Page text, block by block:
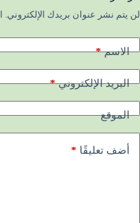
لن يتم نشر عنوان بريدك الإلكتروني.
الاسم*
البريد الإلكتروني*
الموقع
أضف تعليقًا *